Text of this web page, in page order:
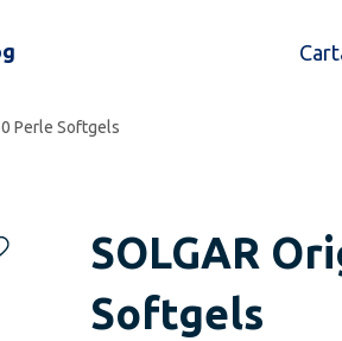
Perle Softgels
SOLGAR
Softgels